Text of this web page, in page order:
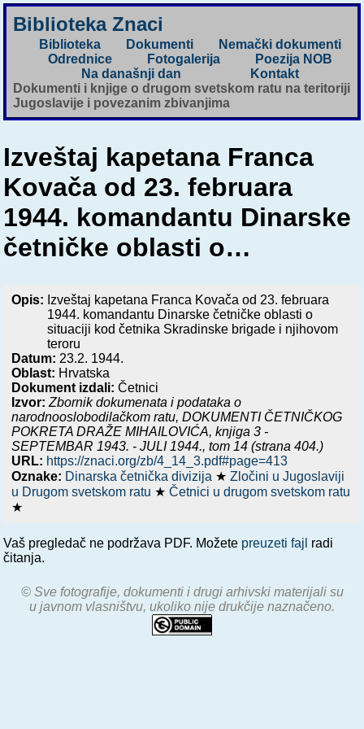
Biblioteka Znaci
Biblioteka Dokumenti
Nemački dokumenti
Odrednice
Fotogalerija
Poezija NOB
Na današnji dan
Kontakt
Dokumenti i knjige o drugom svetskom ratu na teritoriji
Jugoslavije i povezanim zbivanjima
Izveštaj kapetana Franca
Kovača od 23. februara
1944. komandantu Dinarske
četničke oblasti o…
Opis: Izveštaj kapetana Franca Kovača od 23. februara
1944. komandantu Dinarske četničke oblasti o
situaciji kod četnika Skradinske brigade i njihovom
teroru
Datum: 23.2. 1944.
Oblast: Hrvatska
Dokument izdali: Četnici
Izvor: Zbornik dokumenata i podataka o
narodnooslobodilačkom ratu,DOKUMENTI ČETNIČKOG
POKRETA DRAŽE MIHAILOVIĆA, knjiga 3 -
SEPTEMBAR 1943. - JULI 1944., tom 14 (strana 404.)
URL: https://znaci.org/zb/4_14_3.pdf#page=413
Oznake: Dinarska četnička divizija ★Zločini u Jugoslaviji
u Drugom svetskom ratu ★Četnici u drugom svetskom ratu
★
Vaš pregledač ne podržava PDF. Možete preuzeti fajl radi
čitanja.
© Sve fotografije, dokumenti i drugi arhivski materijali su
u javnom vlasništvu, ukoliko nije drukčije naznačeno.